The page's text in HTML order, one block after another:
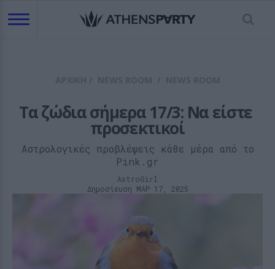
Τα ζώδια σήμερα 17/3: Να είστε
προσεκτικοί
Αστρολογικές προβλέψεις κάθε μέρα από το
Pink.gr
AstroGirl
Δημοσίευση ΜΑΡ 17, 2025